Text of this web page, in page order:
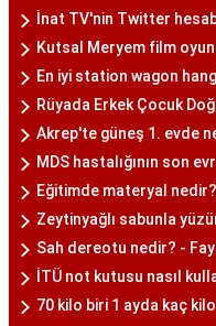
İnat TV'nin Twitter
Kutsal Meryem film
En iyi station wagon
Rüyada Erkek Çocuk
Akrep'te güneş 1. evde
MDS hastalığının son
Eğitimde materyal nedir?
Zeytinyağlı sabunla
Sah dereotu nedir? -
İTÜ not kutusu nasıl
70 kilo biri 1 ayda kaç